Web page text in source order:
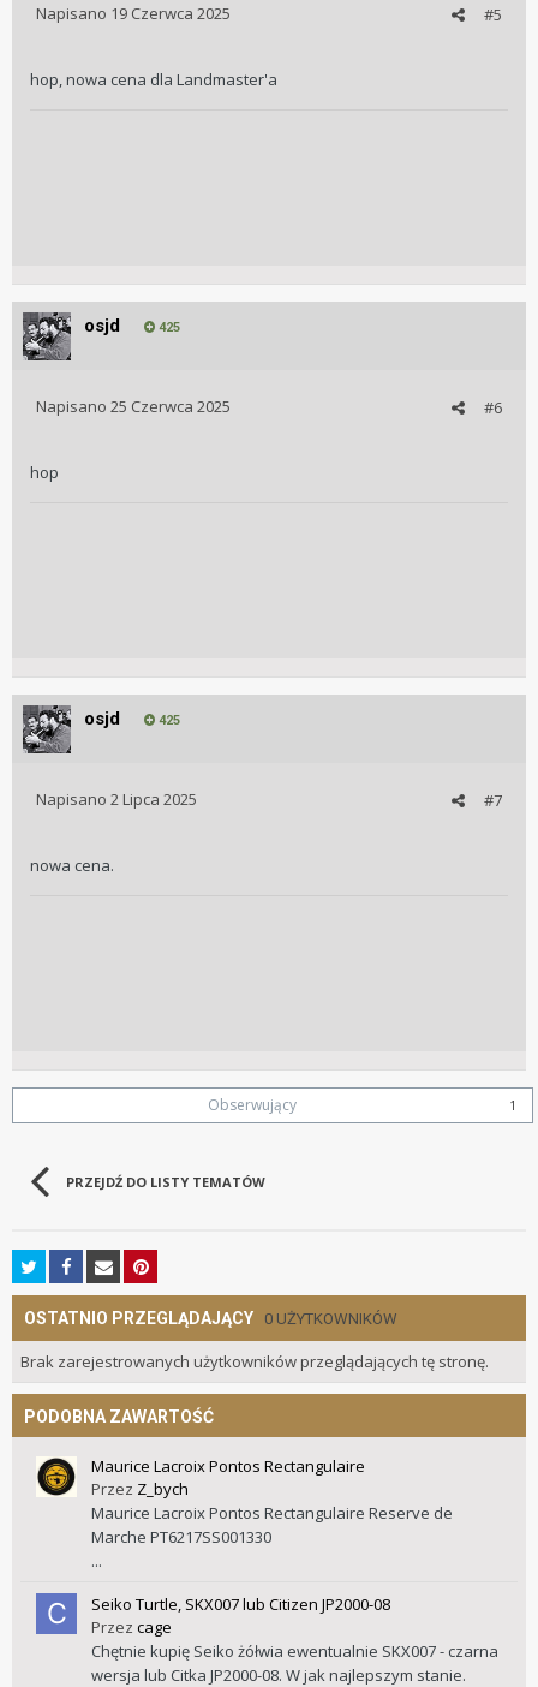
#5
Napisano 19 Czerwca 2025
hop, nowa cena dla Landmaster'a
osjd 425
#6
Napisano 25 Czerwca 2025
hop
osjd 425
#7
Napisano 2 Lipca 2025
nowa cena.
Obserwujący 1
PRZEJDŹ DO LISTY TEMATÓW
OSTATNIO PRZEGLĄDAJĄCY 0 UŻYTKOWNIKÓW
Brak zarejestrowanych użytkowników przeglądających tę stronę.
PODOBNA ZAWARTOŚĆ
Maurice Lacroix Pontos Rectangulaire
Przez Z_bych
Maurice Lacroix Pontos Rectangulaire Reserve de
Marche PT6217SS001330
...
Seiko Turtle, SKX007 lub Citizen JP2000-08
Przez cage
Chętnie kupię Seiko żółwia ewentualnie SKX007 - czarna
wersja lub Citka JP2000-08. W jak najlepszym stanie.